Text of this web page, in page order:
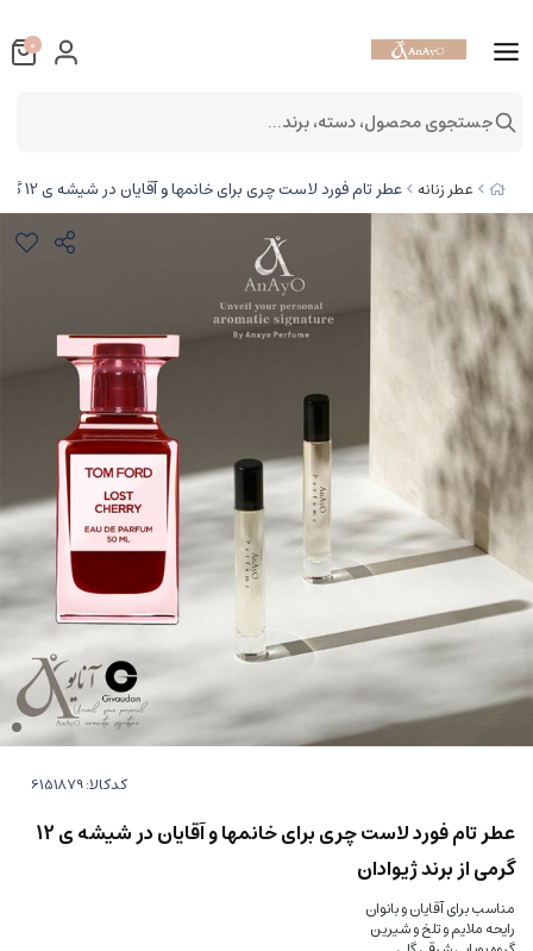
عطر زنانه عطر تام فورد لاست چری برای خانمها و آقایان در شیشه ی 12 گرمی از برند ژیوادان
کدکالا:
عطر تام فورد لاست چری برای خانمها و آقایان در شیشه ی 12
گرمی از برند ژیوادان
مناسب برای آقایان و بانوان
رایحه ملایم و تلخ و شیرین
0
جستجوی محصول، دسته، برند...